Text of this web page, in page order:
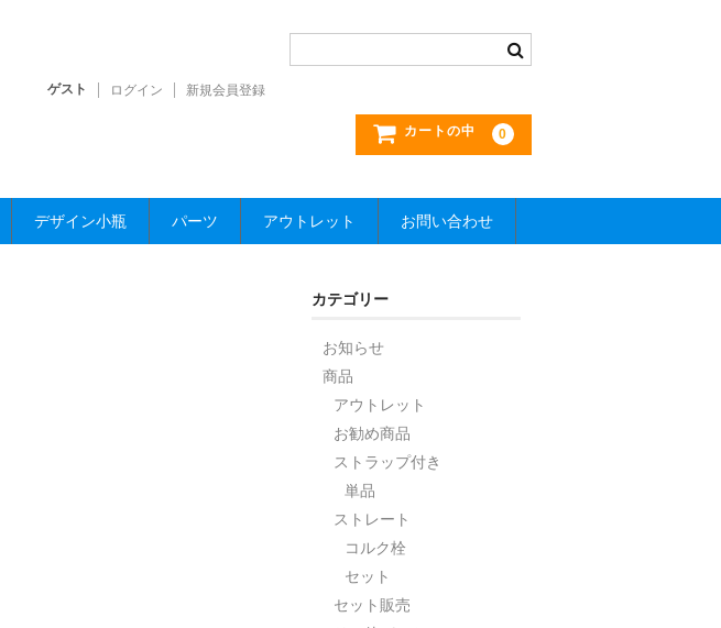
ゲスト ログイン 新規会員登録
カートの中 0
デザイン小瓶 パーツ アウトレット お問い合わせ
カテゴリー
お知らせ
商品
アウトレット
お勧め商品
ストラップ付き
単品
ストレート
コルク栓
セット
セット販売